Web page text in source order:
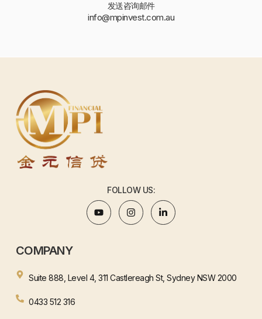
发送咨询邮件
info@mpinvest.com.au
FOLLOW US:
COMPANY
Suite 888, Level 4, 311 Castlereagh St, Sydney NSW 2000
0433 512 316